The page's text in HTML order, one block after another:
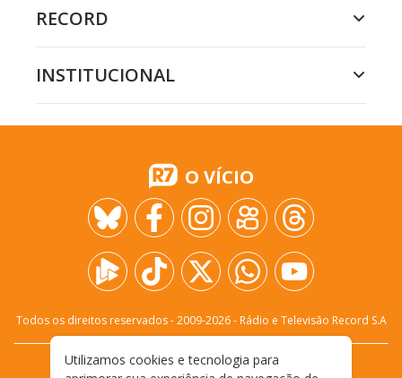
RECORD
INSTITUCIONAL
O VÍCIO
Todos os direitos reservados - 2009-2026- Rádio e Televisão Record S.A
FALE CONOSCO PRIVACIDADE
Utilizamos cookies e tecnologia para